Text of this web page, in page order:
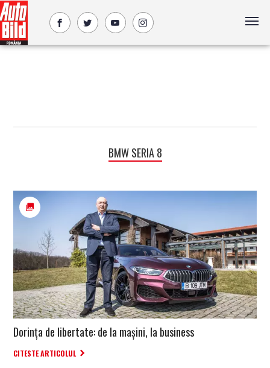
BMW SERIA 8
Dorința de libertate: de la mașini, la business
CITESTE ARTICOLUL